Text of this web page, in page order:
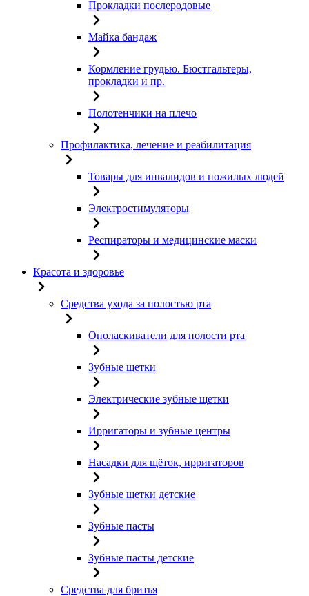
Прокладки послеродовые
Майка бандаж
Кормление грудью. Бюстгальтеры,
прокладки и пр.
Полотенчики на плечо
Профилактика, лечение и реабилитация
Товары для инвалидов и пожилых людей
Электростимуляторы
Респираторы и медицинские маски
Красота и здоровье
Средства ухода за полостью рта
Ополаскиватели для полости рта
Зубные щетки
Электрические зубные щетки
Ирригаторы и зубные центры
Насадки для щёток, ирригаторов
Зубные щетки детские
Зубные пасты
Зубные пасты детские
Средства для бритья